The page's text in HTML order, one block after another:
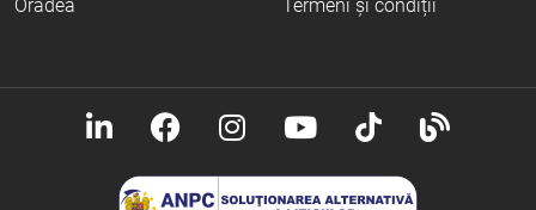
Oradea
Termeni și condiții